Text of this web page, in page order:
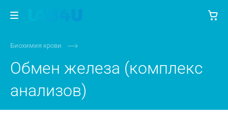
Биохимия крови
Обмен железа (комплекс
анализов)